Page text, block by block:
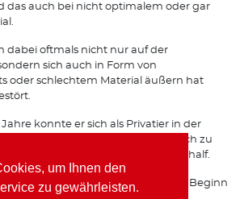
um Ihnen den
zu gewährleisten.
das auch bei nicht optimalem oder gar
dabei oftmals nicht nur auf der
sich auch in Form von
oder schlechtem Material äußern hat
konnte er sich als Privatier in der
einfahren, was Ihm schließlich zu
im Team von Horst Schübel verhalf.
Erfolgen mit Freisinger Porsche zu Beginn